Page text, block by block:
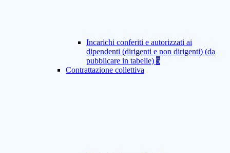
Incarichi conferiti e autorizzati ai
dipendenti (dirigenti e non dirigenti) (da
pubblicare in tabelle) 5
Contrattazione collettiva